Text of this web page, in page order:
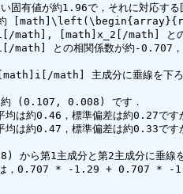
大きい固有値が約1.96で，そ
分が約
math], [math]x_2[/math] との
math] との相関係数が約-0.707
[math]i[/math] 主成分に垂線を
約 (0.107, 0.008) です．
は約0.46，標準偏差は約0.27
は約0.47，標準偏差は約0.33
第1主成分と第2主成分に垂線を下
アは，0.707 * -1.29 + 0.707 *